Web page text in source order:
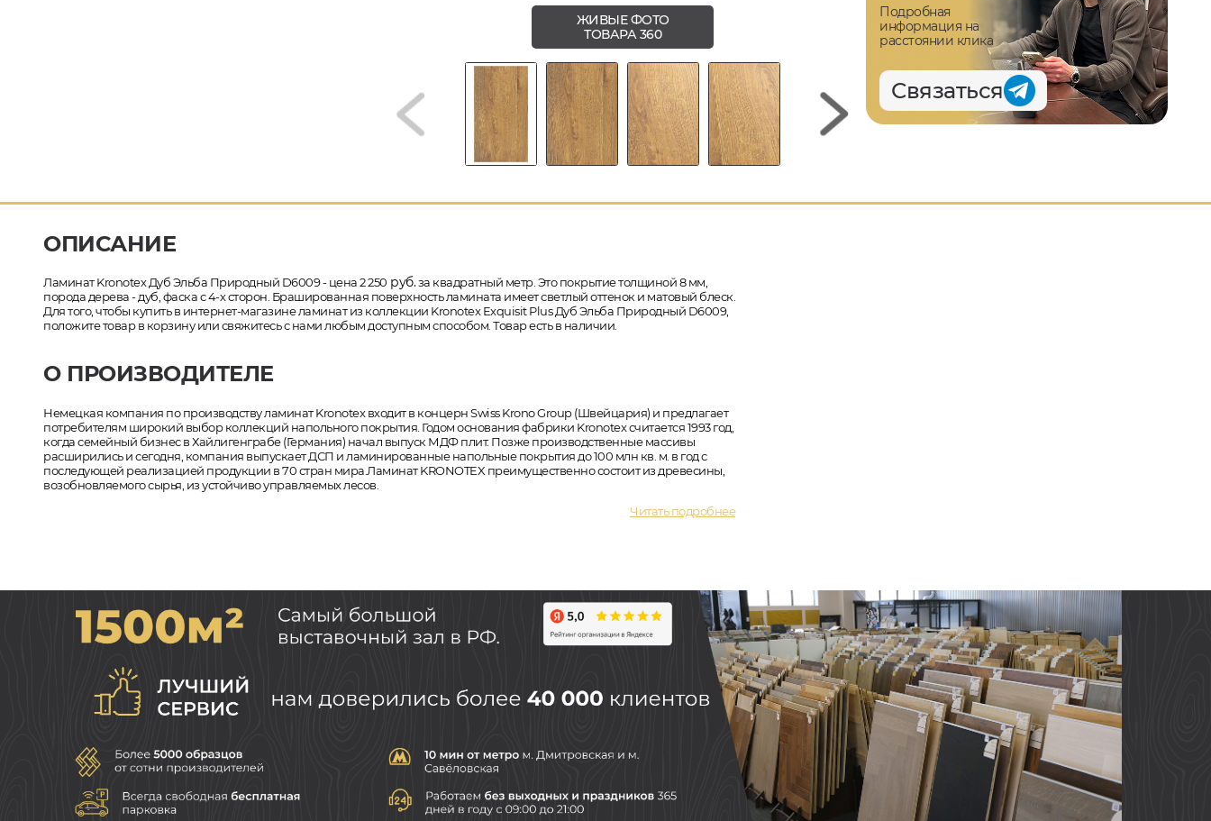
ЖИВЫЕ ФОТО
ТОВАРА 360
Подробная
информация на
расстоянии клика
Связаться
ОПИСАНИЕ
Ламинат Kronotex Дуб Эльба Природный D6009 - цена 2 250 руб.за квадратный метр. Это покрытие толщиной 8 мм,
порода дерева - дуб, фаска с 4-х сторон. Брашированная поверхность ламината имеет светлый оттенок и матовый блеск.
Для того, чтобы купить в интернет-магазине ламинат из коллекции Kronotex Exquisit Plus Дуб Эльба Природный D6009,
положите товар в корзину или свяжитесь с нами любым доступным способом. Товар есть в наличии.
О ПРОИЗВОДИТЕЛЕ
Немецкая компания по производству ламинат Kronotex входит в концерн Swiss Krono Group (Швейцария) и предлагает
потребителям широкий выбор коллекций напольного покрытия. Годом основания фабрики Kronotex считается 1993 год,
когда семейный бизнес в Хайлигенграбе (Германия) начал выпуск МДФ плит. Позже производственные массивы
расширились и сегодня, компания выпускает ДСП и ламинированные напольные покрытия до 100 млн кв. м. в год с
последующей реализацией продукции в 70 стран мира.Ламинат KRONOTEX преимущественно состоит из древесины,
возобновляемого сырья, из устойчиво управляемых лесов.
Читать подробнее